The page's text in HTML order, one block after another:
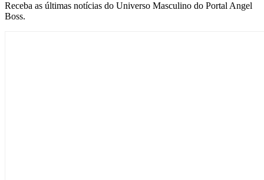
Receba as últimas notícias do Universo Masculino do Portal Angel
Boss.